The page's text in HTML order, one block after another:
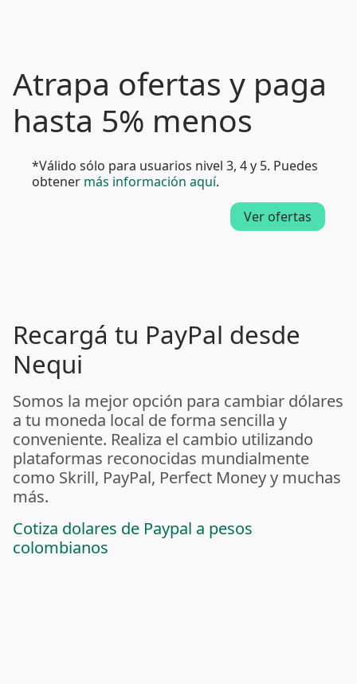
Atrapa ofertas y paga
hasta 5% menos
*Válido sólo para usuarios nivel 3, 4 y 5. Puedes
obtener más información aquí.
Ver ofertas
Recargá tu PayPal desde
Nequi
Somos la mejor opción para cambiar dólares
a tu moneda local de forma sencilla y
conveniente. Realiza el cambio utilizando
plataformas reconocidas mundialmente
como Skrill, PayPal, Perfect Money y muchas
más.
Cotiza dolares de Paypal a pesos
colombianos